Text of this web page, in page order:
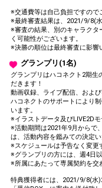
※交通費等は自己負担ですので
※最終審査結果は、2021/9/8(
※審査の結果、別のキャラクタ
く可能性がございます。
※決勝の順位は最終審査に影響
グランプリ(1名)
グランプリはハコネクト2期
だきます！
動画収録、ライブ配信、およ
ハコネクトのサポートにより
います。
※イラストデータ及びLIVE2D
※活動期間は2021年9月からで
は、活動内容を鑑みての決定い
※スケジュールは予告なく変更
※グランプリの方には、週4日
※所属にあたって専属契約を交
特典獲得者には、2021/9/8(水